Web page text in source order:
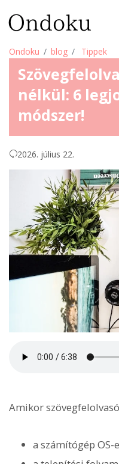
Ondoku blog Tippek
nélkül: 6
módszer!
2026. július 22.
Amikor
a számítógép